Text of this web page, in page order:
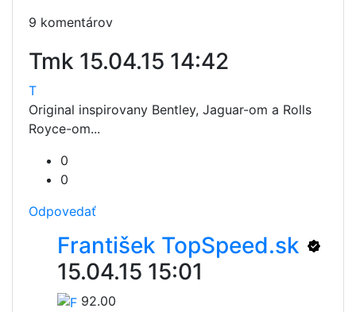
9 komentárov
Tmk 15.04.15 14:42
T
Original inspirovany Bentley, Jaguar-om a Rolls
Royce-om...
0
0
Odpovedať
František TopSpeed.sk
15.04.15 15:01
92.00